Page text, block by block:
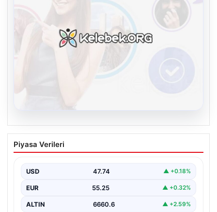
Kelebek chat adresi İle Dijital İletişimin
Seviyeli Adresi Ve Muhabbet Deneyimi
kurması ciddi bir hassasiyet barındırmaktadır. Halen
çeşitli…
Piyasa Verileri
USD 47.74 ▲ +0.18%
EUR 55.25 ▲ +0.32%
ALTIN 6660.6 ▲ +2.59%